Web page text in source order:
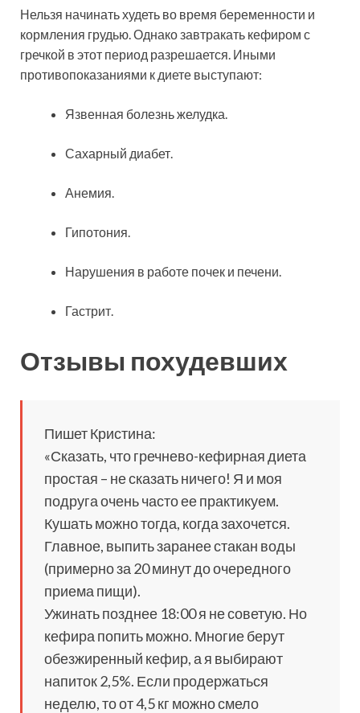
Нельзя начинать худеть во время беременности и
кормления грудью. Однако завтракать кефиром с
гречкой в этот период разрешается. Иными
противопоказаниями к диете выступают:
Язвенная болезнь желудка.
Сахарный диабет.
Анемия.
Гипотония.
Нарушения в работе почек и печени.
Гастрит.
Отзывы похудевших
Пишет Кристина:
«Сказать, что гречнево-кефирная диета
простая – не сказать ничего! Я и моя
подруга очень часто ее практикуем.
Кушать можно тогда, когда захочется.
Главное, выпить заранее стакан воды
(примерно за 20 минут до очередного
приема пищи).
Ужинать позднее 18:00 я не советую. Но
кефира попить можно. Многие берут
обезжиренный кефир, а я выбирают
напиток 2,5%. Если продержаться
неделю, то от 4,5 кг можно смело